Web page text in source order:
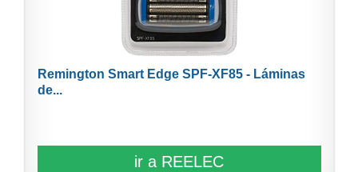
Remington Smart Edge SPF-XF85 - Láminas
de...
ir a REELEC